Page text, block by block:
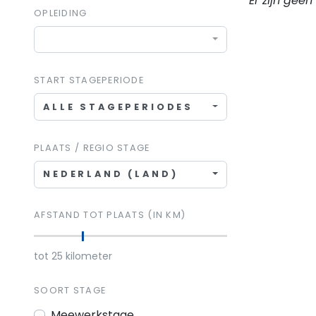
OPLEIDING
START STAGEPERIODE
ALLE STAGEPERIODES
PLAATS / REGIO STAGE
NEDERLAND (LAND)
AFSTAND TOT PLAATS (IN KM)
tot 25 kilometer
SOORT STAGE